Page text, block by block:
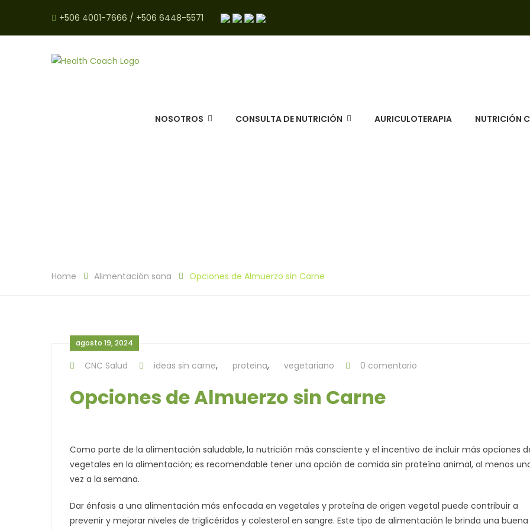
+506 4001-7666 / +506 6448-5571
NOSOTROS CONSULTA DE NUTRICIÓN AURICULOTERAPIA NUTRICIÓN
Home Alimentación sana Opciones de Almuerzo sin Carne
agosto 19, 2024
CNC Salud ideas sin carne, proteina, vegetariano 0 comentario
Opciones de Almuerzo sin Carne
Como parte de la alimentación saludable, la nutrición más consciente y el incentivo de incluir más opciones
vegetales en la alimentación; es recomendable tener una opción de comida sin proteína animal, al menos
vez a la semana.
Dar énfasis a una alimentación más enfocada en vegetales y proteína de origen vegetal puede contribuir a
prevenir y mejorar niveles de triglicéridos y colesterol en sangre. Este tipo de alimentación le brinda una buena